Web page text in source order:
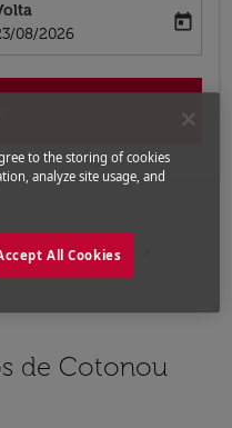
booking-return-date-aria-label
08/2026
today
para a Alemanha
de Cotonou
to the storing of cookies
analyze site usage, and
All Cookies